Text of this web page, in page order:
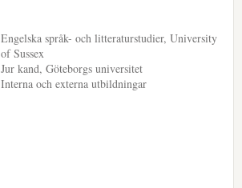
Engelska språk- och litteraturstudier, University
of Sussex
Jur kand, Göteborgs universitet
Interna och externa utbildningar